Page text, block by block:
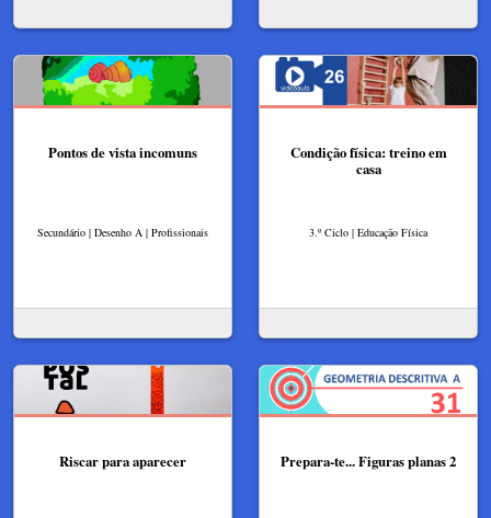
Pontos de vista incomuns
Secundário | Desenho A | Profissionais
Condição física: treino em
casa
3.º Ciclo | Educação Física
Riscar para aparecer Prepara-te... Figuras planas 2